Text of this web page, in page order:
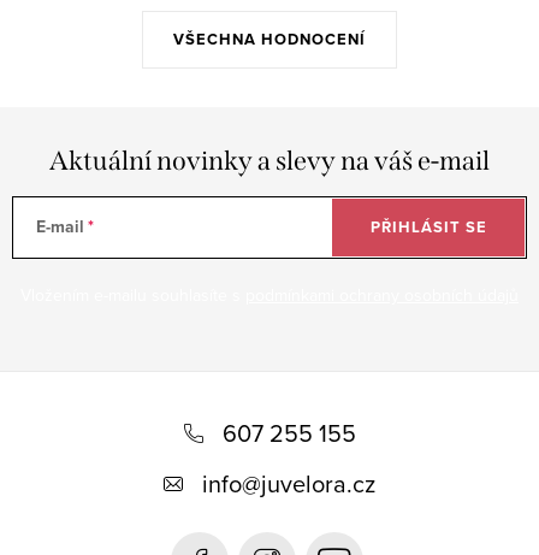
VŠECHNA HODNOCENÍ
Aktuální novinky a slevy na váš e-mail
E-mail PŘIHLÁSIT SE
607 255 155
info@juvelora.cz